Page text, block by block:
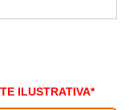
ILUSTRATIVA*